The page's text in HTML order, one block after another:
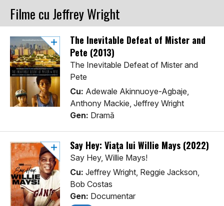
Filme cu Jeffrey Wright
The Inevitable Defeat of Mister and
Pete (2013)
The Inevitable Defeat of Mister and
Pete
Cu: Adewale Akinnuoye-Agbaje,
Anthony Mackie, Jeffrey Wright
Gen: Dramă
Say Hey: Viața lui Willie Mays (2022)
Say Hey, Willie Mays!
Cu: Jeffrey Wright, Reggie Jackson,
Bob Costas
Gen: Documentar